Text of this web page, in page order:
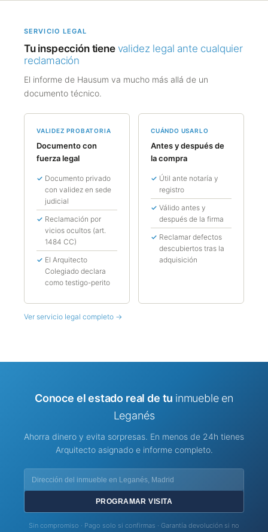
SERVICIO LEGAL
Tu inspección tiene validez legal ante cualquier
reclamación
El informe de Hausum va mucho más allá de un
documento técnico.
VALIDEZ PROBATORIA
Documento con
fuerza legal
Documento privado
con validez en sede
judicial
Reclamación por
vicios ocultos (art.
1484 CC)
El Arquitecto
Colegiado declara
como testigo-perito
CUÁNDO USARLO
Antes y después de
la compra
Útil ante notaría y
registro
Válido antes y
después de la firma
Reclamar defectos
descubiertos tras la
adquisición
Ver servicio legal completo →
Conoce el estado real de tu inmueble en
Leganés
Ahorra dinero y evita sorpresas. En menos de 24h tienes
Arquitecto asignado e informe completo.
PROGRAMAR VISITA
Sin compromiso · Pago solo si confirmas · Garantía devolución si no